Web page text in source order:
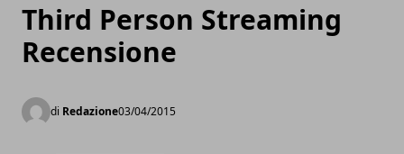
Third Person Streaming
Recensione
di Redazione03/04/2015